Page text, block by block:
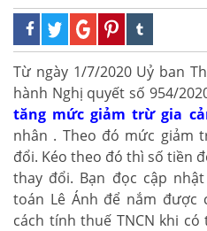
Từ ngày 1/7/2020 Uỷ ban
hành Nghị quyết số 954/
tăng mức giảm trừ gia
nhân . Theo đó mức giảm
đổi. Kéo theo đó thì số tiền
thay đổi. Bạn đọc cập
toán Lê Ánh để nắm được
cách tính thuế TNCN khi